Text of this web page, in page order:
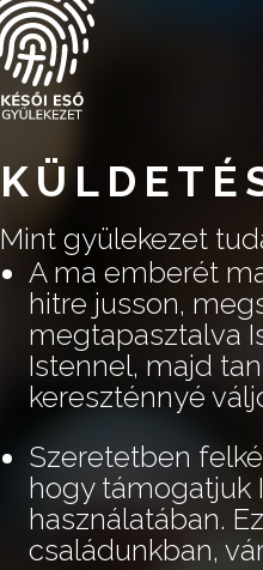
Mint gyülekezet
A ma emberét
hitre jusson,
megtapasztalva
Istennel, majd
kereszténnyé
Szeretetben
hogy támogatjuk
használatában.
családunkban,